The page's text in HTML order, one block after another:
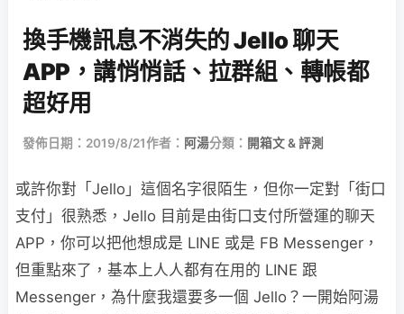
換手機訊息不消失的 Jello 聊天
APP，講悄悄話、拉群組、轉帳都
超好用
發佈日期：2019/8/21作者： 阿湯分類： 開箱文 & 評測
或許你對「Jello」這個名字很陌生，但你一定對「街口
支付」很熟悉，Jello 目前是由街口支付所營運的聊天
APP，你可以把他想成是 LINE 或是 FB Messenger，
但重點來了，基本上人人都有在用的 LINE 跟
Messenger，為什麼我還要多一個 Jello？一開始阿湯